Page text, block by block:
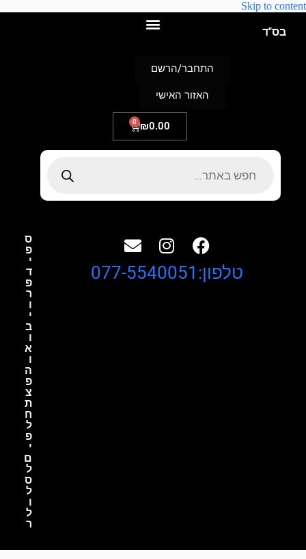
Skip to content
בס"ד
₪0.00
0
התחבר/הרשם
האזור האישי
ס
פ
י
ד
פ
ר
ו
י
ב
ו
א
ו
ה
פ
צ
ת
ח
ל
פ
י
ם
ל
ס
ל
ו
ל
ר
טלפון:077-5540051